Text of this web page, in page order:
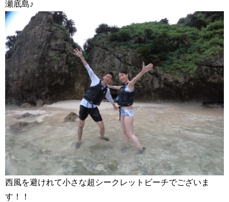
瀬底島♪
西風を避けれて小さな超シークレットビーチでございま
す！！